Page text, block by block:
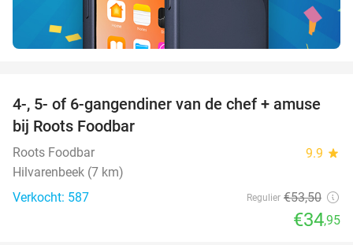
35%
4-, 5- of 6-gangendiner van de chef + amuse
bij Roots Foodbar
Roots Foodbar 9.9 star
Hilvarenbeek (7 km)
Verkocht: 587
Regulier €53,50
€34,95